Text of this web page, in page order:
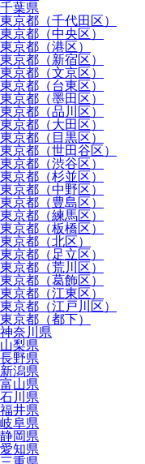
千葉県
東京都（千代田区）
東京都（中央区）
東京都（港区）
東京都（新宿区）
東京都（文京区）
東京都（台東区）
東京都（墨田区）
東京都（品川区）
東京都（大田区）
東京都（目黒区）
東京都（世田谷区）
東京都（渋谷区）
東京都（杉並区）
東京都（中野区）
東京都（豊島区）
東京都（練馬区）
東京都（板橋区）
東京都（北区）
東京都（足立区）
東京都（荒川区）
東京都（葛飾区）
東京都（江東区）
東京都（江戸川区）
東京都（都下）
神奈川県
山梨県
長野県
新潟県
富山県
石川県
福井県
岐阜県
静岡県
愛知県